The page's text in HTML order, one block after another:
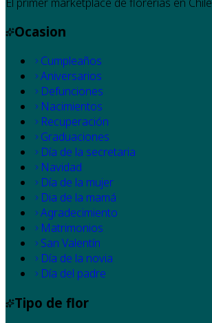
Ocasion
Cumpleaños
Aniversarios
Defunciones
Nacimientos
Recuperación
Graduaciones
Día de la secretaria
Navidad
Día de la mujer
Dia de la mamá
Agradecimiento
Matrimonios
San Valentín
Día de la novia
Día del padre
Tipo de flor